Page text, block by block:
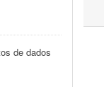
de dados